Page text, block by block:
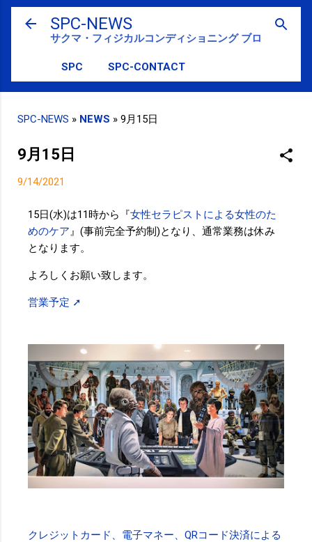
スキップしてメイン コンテンツに移動
SPC-NEWS
サクマ・フィジカルコンディショニング ブログ
SPC SPC-CONTACT
SPC-NEWS » NEWS » 9月15日
9月15日
9/14/2021
15日(水)は11時から『女性セラピストによる女性のた
めのケア 』(事前完全予約制)となり、通常業務は休み
となります。
よろしくお願い致します。
営業予定 ➚
クレジットカード、電子マネー、QRコード決済による